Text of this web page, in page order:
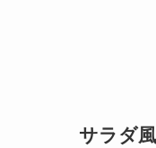
サラダ